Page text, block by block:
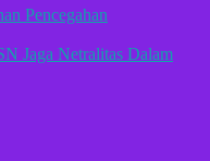
Pencegahan
Jaga Netralitas Dalam